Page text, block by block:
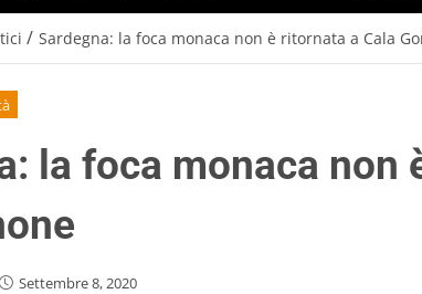
/ Sardegna: la foca monaca non è ritornata a Cala
la foca monaca non
Settembre 8, 2020